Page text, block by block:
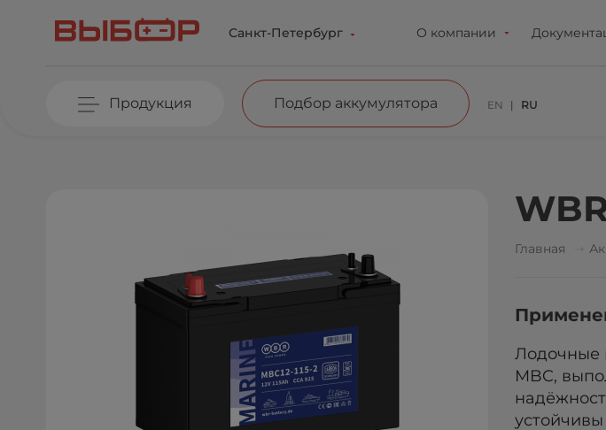
Санкт-Петербург О компании
Продукция Подбор аккумулятора EN RU
Главная
Лодочные
MBC,